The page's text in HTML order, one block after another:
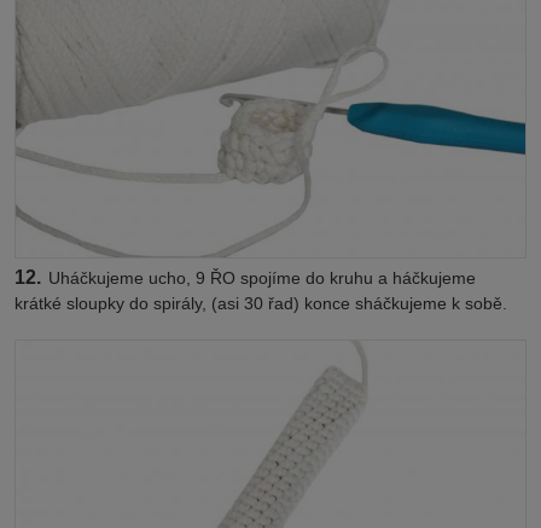
12. Uháčkujeme ucho, 9 ŘO spojíme do kruhu a háčkujeme
krátké sloupky do spirály, (asi 30 řad) konce sháčkujeme k sobě.